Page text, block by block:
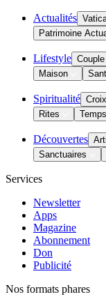
Actualités
Patrimoine
Lifestyle Couple
Maison
Spiritualité Croix
Rites
Découvertes
Sanctuaires
Services
Newsletter
Apps
Magazine
Abonnement
Don
Publicité
Nos formats phares